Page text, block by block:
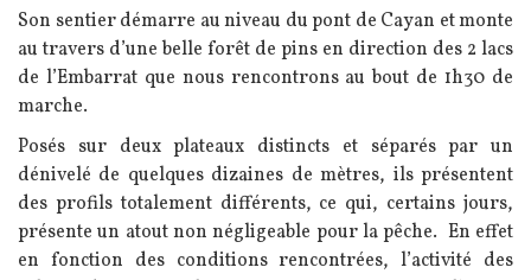
Son sentier démarre au niveau du pont de Cayan et monte
au travers d’une belle forêt de pins en direction des 2 lacs
de l’Embarrat que nous rencontrons au bout de 1h30 de
marche.
Posés sur deux plateaux distincts et séparés par un
dénivelé de quelques dizaines de mètres, ils présentent
des profils totalement différents, ce qui, certains jours,
présente un atout non négligeable pour la pêche. En effet
en fonction des conditions rencontrées, l’activité des